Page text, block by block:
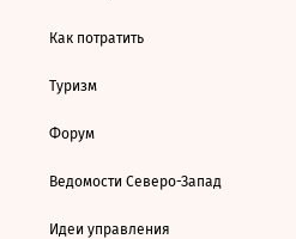
Как потратить
Туризм
Форум
Ведомости Северо-Запад
Идеи управления